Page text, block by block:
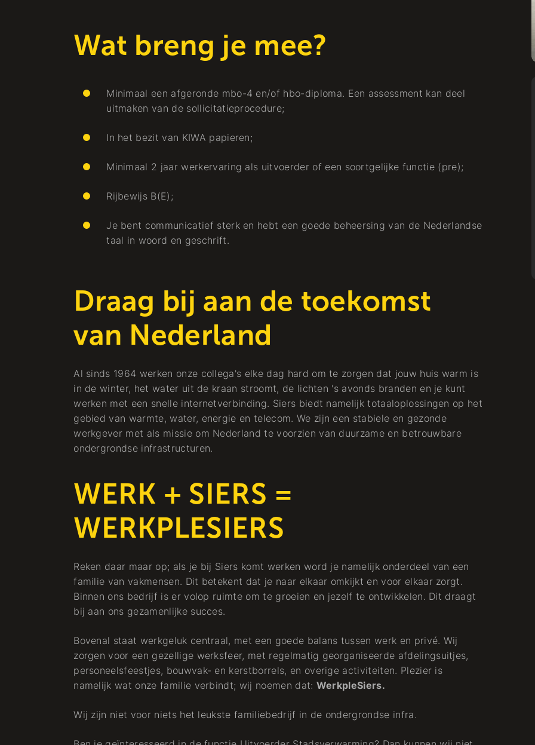
Wat breng je mee?
Minimaal een afgeronde mbo-4 en/of hbo-diploma. Een assessment kan deel
uitmaken van de sollicitatieprocedure;
In het bezit van KIWA papieren;
Minimaal 2 jaar werkervaring als uitvoerder of een soortgelijke functie (pre);
Rijbewijs B(E);
Je bent communicatief sterk en hebt een goede beheersing van de Nederlandse
taal in woord en geschrift.
Draag bij aan de toekomst
van Nederland
Al sinds 1964 werken onze collega's elke dag hard om te zorgen dat jouw huis warm is
in de winter, het water uit de kraan stroomt, de lichten 's avonds branden en je kunt
werken met een snelle internetverbinding. Siers biedt namelijk totaaloplossingen op het
gebied van warmte, water, energie en telecom. We zijn een stabiele en gezonde
werkgever met als missie om Nederland te voorzien van duurzame en betrouwbare
ondergrondse infrastructuren.
WERK + SIERS =
WERKPLESIERS
Reken daar maar op; als je bij Siers komt werken word je namelijk onderdeel van een
familie van vakmensen. Dit betekent dat je naar elkaar omkijkt en voor elkaar zorgt.
Binnen ons bedrijf is er volop ruimte om te groeien en jezelf te ontwikkelen. Dit draagt
bij aan ons gezamenlijke succes.
Bovenal staat werkgeluk centraal, met een goede balans tussen werk en privé. Wij
zorgen voor een gezellige werksfeer, met regelmatig georganiseerde afdelingsuitjes,
personeelsfeestjes, bouwvak- en kerstborrels, en overige activiteiten. Plezier is
namelijk wat onze familie verbindt; wij noemen dat: WerkpleSiers.
Wij zijn niet voor niets het leukste familiebedrijf in de ondergrondse infra.
Werken bij
Monteur
Stadsverwarming
Werken bij
Isoleerder